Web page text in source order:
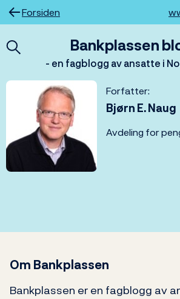
Hopp
til
Forsiden
Bankplassen
- en fagblogg av ansatte i
Forfatter:
Bjørn E. Naug
Avdeling for
Om Bankplassen
Bankplassen er en fagblogg av